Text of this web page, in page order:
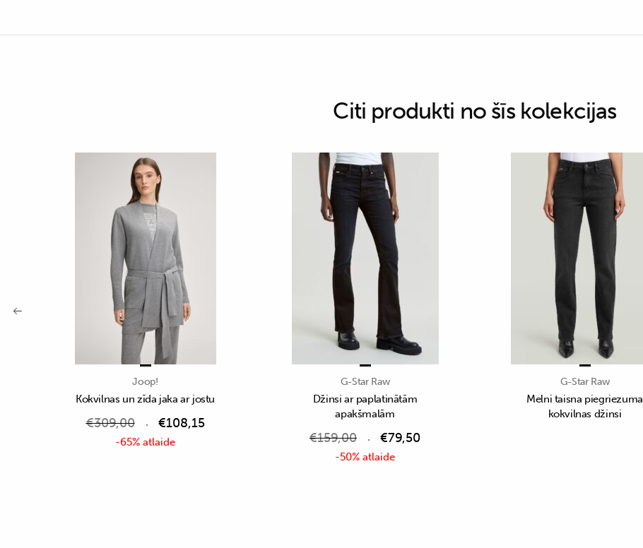
Citi produkti no šīs kolekcijas
Joop!
Kokvilnas un zīda jaka ar jostu
€309,00 €108,15
-65% atlaide
G-Star Raw
Džinsi ar paplatinātām
apakšmalām
€159,00 €79,50
-50% atlaide
G-Star Raw
Melni taisna piegriezuma
kokvilnas džinsi